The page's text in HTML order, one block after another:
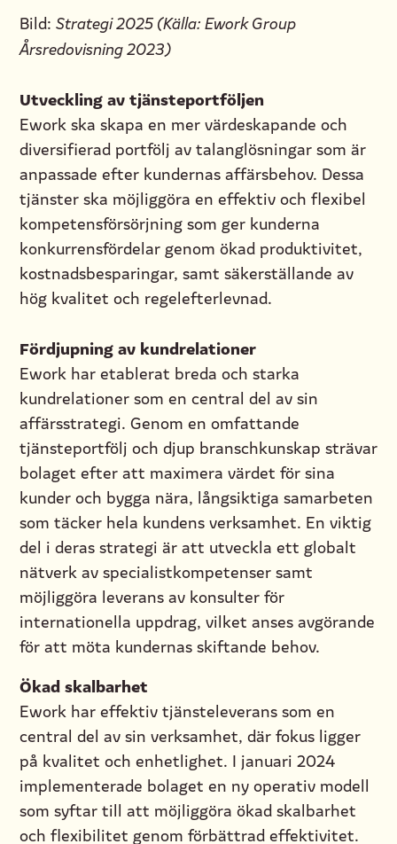
Bild: Strategi 2025 (Källa: Ework Group
Årsredovisning 2023)
Utveckling av tjänsteportföljen
Ework ska skapa en mer värdeskapande och
diversifierad portfölj av talanglösningar som är
anpassade efter kundernas affärsbehov. Dessa
tjänster ska möjliggöra en effektiv och flexibel
kompetensförsörjning som ger kunderna
konkurrensfördelar genom ökad produktivitet,
kostnadsbesparingar, samt säkerställande av
hög kvalitet och regelefterlevnad.
Fördjupning av kundrelationer
Ework har etablerat breda och starka
kundrelationer som en central del av sin
affärsstrategi. Genom en omfattande
tjänsteportfölj och djup branschkunskap strävar
bolaget efter att maximera värdet för sina
kunder och bygga nära, långsiktiga samarbeten
som täcker hela kundens verksamhet. En viktig
del i deras strategi är att utveckla ett globalt
nätverk av specialistkompetenser samt
möjliggöra leverans av konsulter för
internationella uppdrag, vilket anses avgörande
för att möta kundernas skiftande behov.
Ökad skalbarhet
Ework har effektiv tjänsteleverans som en
central del av sin verksamhet, där fokus ligger
på kvalitet och enhetlighet. I januari 2024
implementerade bolaget en ny operativ modell
som syftar till att möjliggöra ökad skalbarhet
och flexibilitet genom förbättrad effektivitet.